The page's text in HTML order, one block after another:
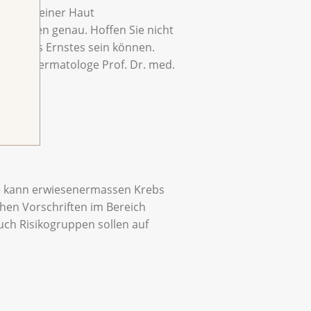
an seiner Haut
genau. Hoffen Sie nicht
etwas Ernstes sein können.
der Dermatologe Prof. Dr. med.
erwiesenermassen Krebs
Vorschriften im Bereich
Risikogruppen sollen auf